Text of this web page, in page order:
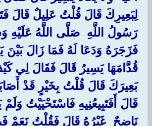
لِبَعِيرِكَ قَالَ قُلْتُ عَلِيلٌ قَالَ
رَسُولُ اللَّهِ ‏ ‏صَلَّى اللَّهُ عَلَيْهِ
‏فَزَجَرَهُ وَدَعَا لَهُ فَمَا زَالَ بَيْنَ
قُدَّامَهَا يَسِيرُ قَالَ فَقَالَ لِي
بَعِيرَكَ قَالَ قُلْتُ بِخَيْرٍ قَدْ
قَالَ أَفَتَبِيعُنِيهِ فَاسْتَحْيَيْتُ وَلَمْ
‏نَاضِحٌ ‏ ‏غَيْرُهُ قَالَ فَقُلْتُ نَعَمْ